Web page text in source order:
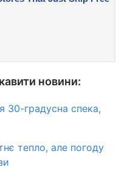
новини:
30-градусна спека,
тепло, але погоду